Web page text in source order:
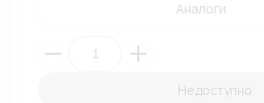
Аналоги
Недоступно